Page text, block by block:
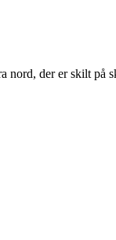
nord, der er skilt på